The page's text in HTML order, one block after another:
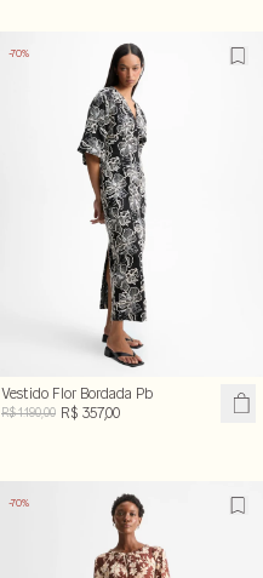
-70%
Vestido Flor Bordada Pb
R$ 1.190,00 R$ 357,00
-70%